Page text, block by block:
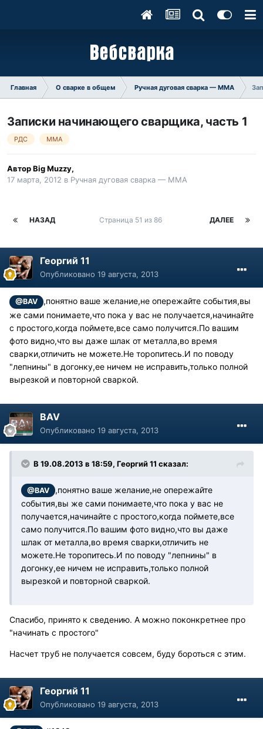
Главная О сварке в общем Ручная дуговая сварка — ММA
Записки начинающего сварщика, часть 1
РДС MMA
АвторBig Muzzy,
17 марта, 2012 в Ручная дуговая сварка — ММA
НАЗАД ДАЛЕЕ
Страница 51 из 86
Георгий 11
Опубликовано 19 августа, 2013
@BAV
,понятно ваше желание,не опережайте события,вы
же сами понимаете,что пока у вас не получается,начинайте
с простого,когда поймете,все само получится.По вашим
фото видно,что вы даже шлак от металла,во время
сварки,отличить не можете.Не торопитесь.И по поводу
"лепнины" в догонку,ее ничем не исправить,только полной
вырезкой и повторной сваркой.
BAV
Опубликовано 19 августа, 2013
В 19.08.2013 в 18:59, Георгий 11 сказал:
@BAV
,понятно ваше желание,не опережайте
события,вы же сами понимаете,что пока у вас не
получается,начинайте с простого,когда поймете,все
само получится.По вашим фото видно,что вы даже
шлак от металла,во время сварки,отличить не
можете.Не торопитесь.И по поводу "лепнины" в
догонку,ее ничем не исправить,только полной
вырезкой и повторной сваркой.
Спасибо, принято к сведению. А можно поконкретнее про
"начинать с простого"
Насчет труб не получается совсем, буду бороться с этим.
Георгий 11
Опубликовано 19 августа, 2013